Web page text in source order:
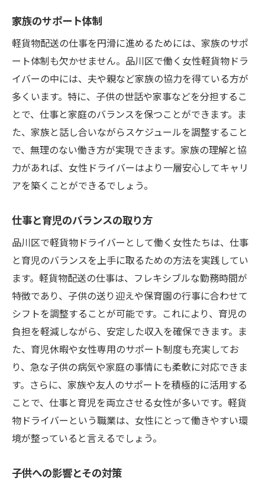
家族のサポート体制
軽貨物配送の仕事を円滑に進めるためには、家族のサポ
ート体制も欠かせません。品川区で働く女性軽貨物ドラ
イバーの中には、夫や親など家族の協力を得ている方が
多くいます。特に、子供の世話や家事などを分担するこ
とで、仕事と家庭のバランスを保つことができます。ま
た、家族と話し合いながらスケジュールを調整すること
で、無理のない働き方が実現できます。家族の理解と協
力があれば、女性ドライバーはより一層安心してキャリ
アを築くことができるでしょう。
仕事と育児のバランスの取り方
品川区で軽貨物ドライバーとして働く女性たちは、仕事
と育児のバランスを上手に取るための方法を実践してい
ます。軽貨物配送の仕事は、フレキシブルな勤務時間が
特徴であり、子供の送り迎えや保育園の行事に合わせて
シフトを調整することが可能です。これにより、育児の
負担を軽減しながら、安定した収入を確保できます。ま
た、育児休暇や女性専用のサポート制度も充実してお
り、急な子供の病気や家庭の事情にも柔軟に対応できま
す。さらに、家族や友人のサポートを積極的に活用する
ことで、仕事と育児を両立させる女性が多いです。軽貨
物ドライバーという職業は、女性にとって働きやすい環
境が整っていると言えるでしょう。
子供への影響とその対策